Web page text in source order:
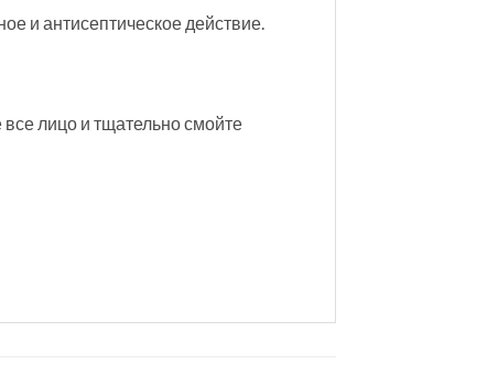
и антисептическое действие.
лицо и тщательно смойте